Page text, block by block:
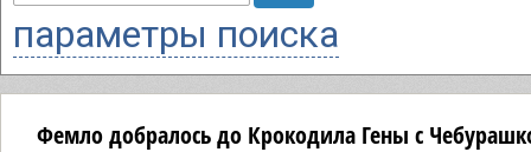
параметры поиска
Фемло добралось до Крокодила Гены с